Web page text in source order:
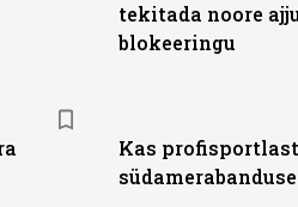
tekitada noore
blokeeringu
Kas